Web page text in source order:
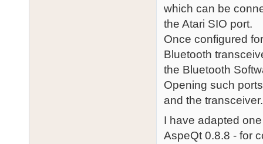
which can be
the Atari SIO port.
Once configured
Bluetooth
the Bluetooth
Opening such
and the
I have adapted
AspeQt 0.8.8 - for